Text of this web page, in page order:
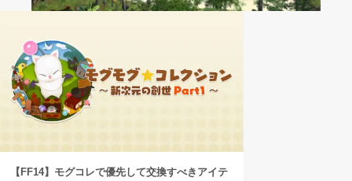
【FF14】モグコレで優先して交換すべきアイテ